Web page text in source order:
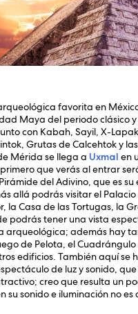
favorita en
Maya del periodo clásico
con Kabah, Sayil, X-
Grutas de Calcehtok y
Mérida se llega a Uxmal en
que verás al entrar
del Adivino, que es su
allá podrás visitar el
la Casa de las Tortugas, la
podrás tener una vista
arqueológica; además hay
de Pelota, el
edificios. También aquí se
de luz y sonido,
creo que resulta un
su sonido e iluminación no es